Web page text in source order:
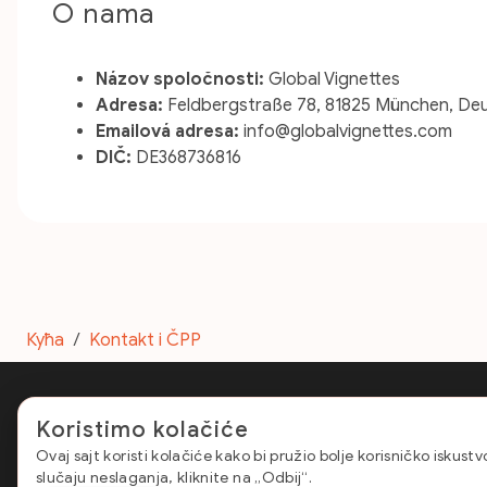
O nama
Názov spoločnosti: Global Vignettes
Adresa: Feldbergstraße 78, 81825 München,
Emailová adresa: info@globalvignettes.com
DIČ: DE368736816
Кућа / Kontakt i ČPP
E-Vignette Romania
Koristimo kolačiće
Ovaj sajt koristi kolačiće kako bi pružio bolje korisničko
slučaju neslaganja, kliknite na „Odbij“.